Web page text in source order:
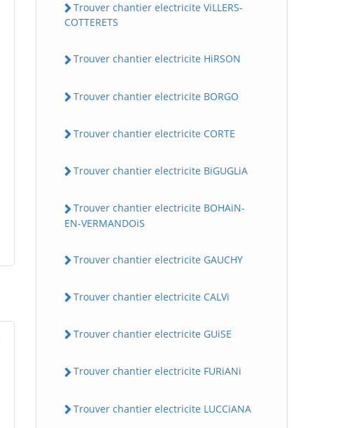
Trouver chantier electricite ViLLERS-
COTTERETS
Trouver chantier electricite HiRSON
Trouver chantier electricite BORGO
Trouver chantier electricite CORTE
Trouver chantier electricite BiGUGLiA
Trouver chantier electricite BOHAiN-
EN-VERMANDOiS
Trouver chantier electricite GAUCHY
Trouver chantier electricite CALVi
Trouver chantier electricite GUiSE
Trouver chantier electricite FURiANi
Trouver chantier electricite LUCCiANA